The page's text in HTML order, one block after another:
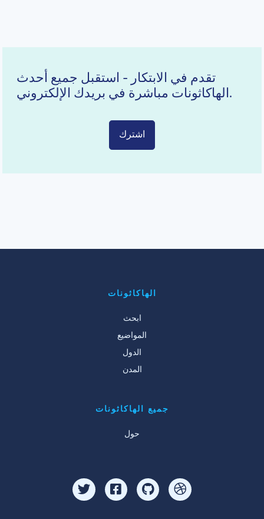
تقدم في الابتكار - استقبل جميع أحدث
الهاكاثونات مباشرة في بريدك الإلكتروني.
اشترك
الهاكاثونات
ابحث
المواضيع
الدول
المدن
جميع الهاكاثونات
حول